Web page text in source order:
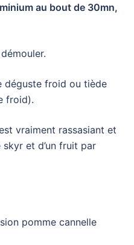
au bout de 30mn,
déguste froid ou tiède
froid).
vraiment rassasiant et
skyr et d’un fruit par
pomme cannelle